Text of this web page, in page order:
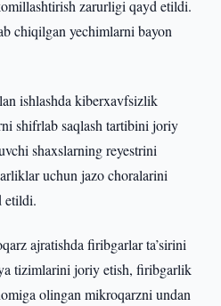
zarurligi qayd etildi.
chiqilgan yechimlarni bayon
ishlashda kiberxavfsizlik
shifrlab saqlash tartibini joriy
shaxslarning reyestrini
uchun jazo choralarini
etildi.
ajratishda firibgarlar ta’sirini
tizimlarini joriy etish, firibgarlik
olingan mikroqarzni undan